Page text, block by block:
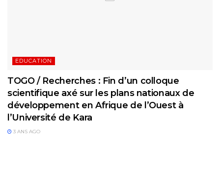
EDUCATION
TOGO / Recherches : Fin d’un colloque
scientifique axé sur les plans nationaux de
développement en Afrique de l’Ouest à
l’Université de Kara
3 ANS AGO